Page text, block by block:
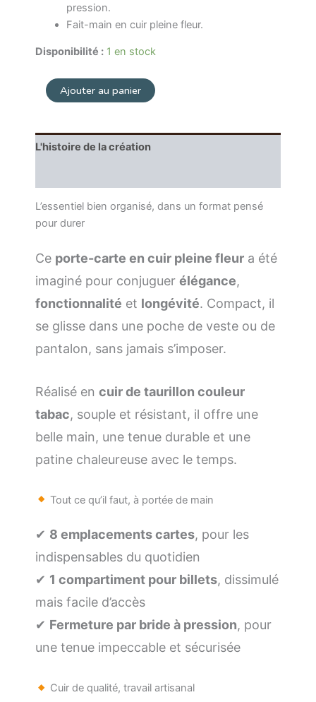
pression.
Fait-main en cuir pleine fleur.
Disponibilité : 1 en stock
Ajouter au panier
L'histoire de la création
L’essentiel bien organisé, dans un format pensé
pour durer
Ce porte-carte en cuir pleine fleur a été
imaginé pour conjuguer élégance,
fonctionnalité et longévité. Compact, il
se glisse dans une poche de veste ou de
pantalon, sans jamais s’imposer.
Réalisé en cuir de taurillon couleur
tabac, souple et résistant, il offre une
belle main, une tenue durable et une
patine chaleureuse avec le temps.
Tout ce qu’il faut, à portée de main
✔ 8 emplacements cartes, pour les
indispensables du quotidien
✔ 1 compartiment pour billets, dissimulé
mais facile d’accès
✔ Fermeture par bride à pression, pour
une tenue impeccable et sécurisée
Cuir de qualité, travail artisanal